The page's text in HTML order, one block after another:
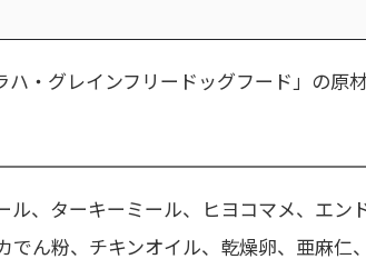
ハ・グレインフリードッグフード」の原
ル、ターキーミール、ヒヨコマメ、エン
でん粉、チキンオイル、乾燥卵、亜麻仁